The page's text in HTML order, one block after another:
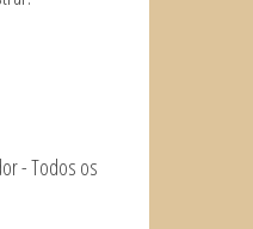
- Todos os